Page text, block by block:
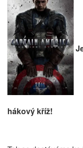
hákový kříž!